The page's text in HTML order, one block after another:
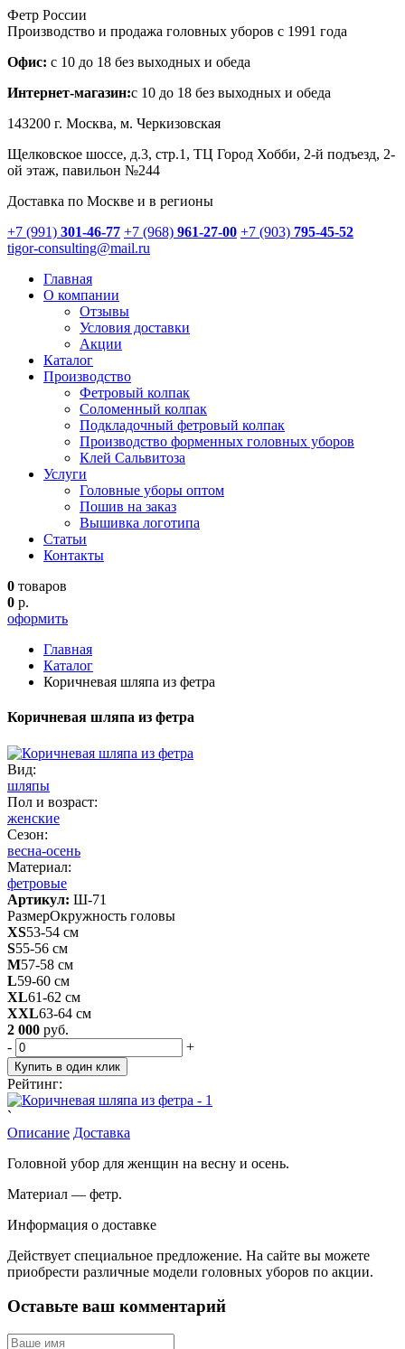
Фетр России
Производство и продажа головных уборов с 1991 года
Офис: с 10 до 18 без выходных и обеда
Интернет-магазин:с 10 до 18 без выходных и обеда
143200 г. Москва, м. Черкизовская
Щелковское шоссе, д.3, стр.1 , ТЦ Город Хобби, 2-й подъезд, 2-
ой этаж, павильон №244
Доставка по Москве и в регионы
+7 (991) 301-46-77 +7 (968) 961-27-00 +7 (903) 795-45-52
tigor-consulting@mail.ru
Главная
О компании
Отзывы
Условия доставки
Акции
Каталог
Производство
Фетровый колпак
Соломенный колпак
Подкладочный фетровый колпак
Производство форменных головных уборов
Клей Сальвитоза
Услуги
Головные уборы оптом
Пошив на заказ
Вышивка логотипа
Статьи
Контакты
0 товаров
0 р.
оформить
Главная
Каталог
Коричневая шляпа из фетра
Коричневая шляпа из фетра
Вид:
шляпы
Пол и возраст:
женские
Сезон:
весна-осень
Материал:
фетровые
Артикул: Ш-71
РазмерОкружность головы
XS53-54 см
S55-56 см
M57-58 см
L59-60 см
XL61-62 см
XXL63-64 см
2 000 руб.
-
+
Купить в один клик
Рейтинг:
`
Описание Доставка
Головной убор для женщин на весну и осень.
Материал — фетр.
Информация о доставке
Действует специальное предложение. На сайте вы можете
приобрести различные модели головных уборов по акции.
Оставьте ваш комментарий